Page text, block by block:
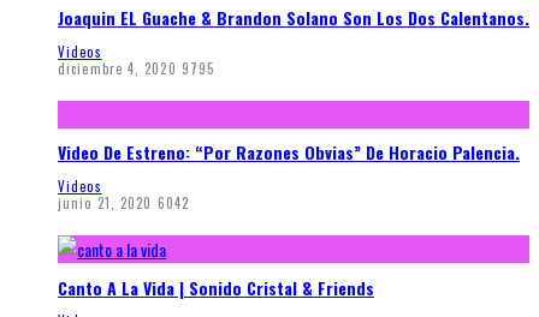
Joaquin EL Guache & Brandon Solano Son Los Dos Calentanos.
Videos
diciembre 4, 2020 9795
Video De Estreno: “Por Razones Obvias” De Horacio Palencia.
Videos
junio 21, 2020 6042
Canto A La Vida | Sonido Cristal & Friends